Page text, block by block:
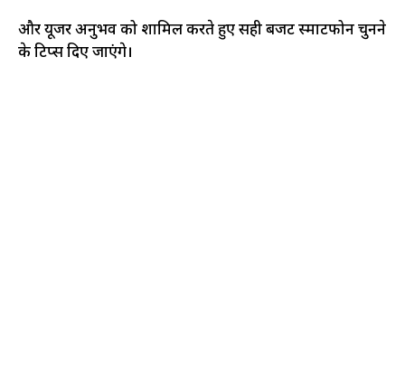
और यूजर अनुभव को शामिल करते हुए सही बजट स्मार्टफोन चुनने
के टिप्स दिए जाएंगे।